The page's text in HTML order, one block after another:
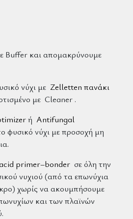
Buffer και απομακρύνουμε
νύχι με Zelletten πανάκι
με Cleaner .
ή Antifungal
φυσικό νύχι με προσοχή μη
primer–bonder σε όλη την
νυχιού (από τα επωνύχια
χωρίς να ακουμπήσουμε
και των πλαϊνών